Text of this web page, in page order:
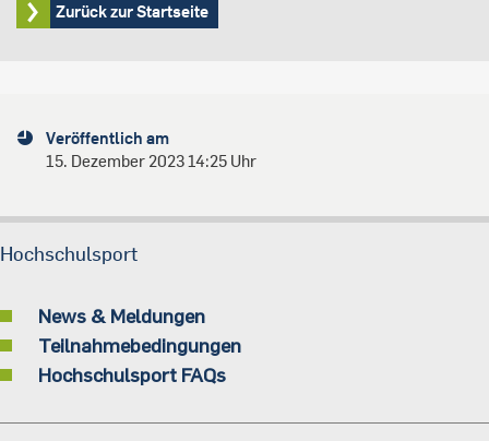
Zurück zur Startseite
Veröffentlich am
15. Dezember 2023 14:25 Uhr
Hochschulsport
News & Meldungen
Teilnahmebedingungen
Hochschulsport FAQs